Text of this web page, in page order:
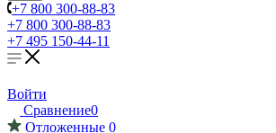
+7 800 300-88-83
+7 800 300-88-83
+7 495 150-44-11
Войти
Сравнение0
Отложенные 0